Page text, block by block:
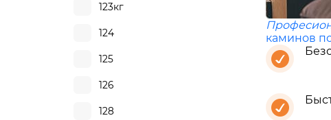
123кг
124
125
126
128
каминов